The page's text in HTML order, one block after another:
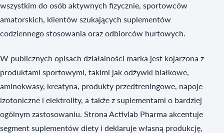
wszystkim do osób aktywnych fizycznie, sportowców
amatorskich, klientów szukających suplementów
codziennego stosowania oraz odbiorców hurtowych.
W publicznych opisach działalności marka jest kojarzona z
produktami sportowymi, takimi jak odżywki białkowe,
aminokwasy, kreatyna, produkty przedtreningowe, napoje
izotoniczne i elektrolity, a także z suplementami o bardziej
ogólnym zastosowaniu. Strona Activlab Pharma akcentuje
segment suplementów diety i deklaruje własną produkcję,